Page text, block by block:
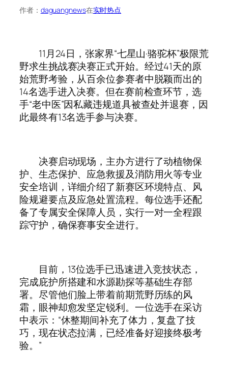
作者： daguangnews在实时热点
11月24日，张家界“七星山·骆驼杯”极限荒
野求生挑战赛决赛正式开始。经过41天的原
始荒野考验，从百余位参赛者中脱颖而出的
14名选手进入决赛。但在赛前检查环节，选
手“老中医”因私藏违规道具被查处并退赛，因
此最终有13名选手参与决赛。
决赛启动现场，主办方进行了动植物保
护、生态保护、应急救援及消防用火等专业
安全培训，详细介绍了新赛区环境特点、风
险规避要点及应急处置流程。每位选手还配
备了专属安全保障人员，实行一对一全程跟
踪守护，确保赛事安全进行。
目前，13位选手已迅速进入竞技状态，
完成庇护所搭建和水源勘探等基础生存部
署。尽管他们脸上带着前期荒野历练的风
霜，眼神却愈发坚定锐利。一位选手在采访
中表示：“休整期间补充了体力，复盘了技
巧，现在状态拉满，已经准备好迎接终极考
验。”